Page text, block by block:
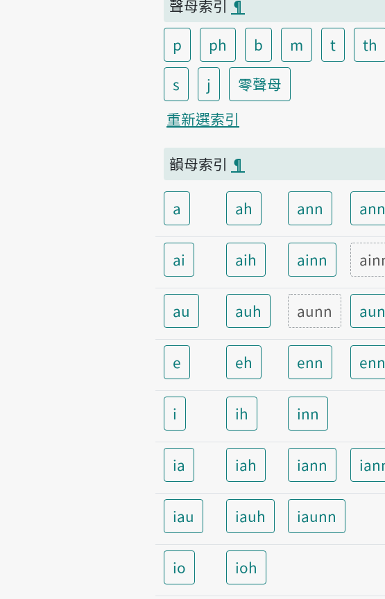
聲母索引 ¶
p
ph b m t th
s
j
零聲母
重新選索引
韻母索引 ¶
a ah ann
ai aih ainn
au auh aunn
e eh enn
i ih inn
ia iah iann
iau iauh iaunn
io ioh